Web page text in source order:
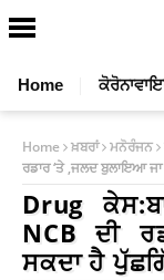
Home
Home ਖ਼ਬਰਾਂ ਮਨੋਰੰਜਨ
ਰਡਾਰ ‘ਤੇ ,ਜਲਦ ਬੁਲਾਇਆ
Drug
NCB ਦੀ
ਸਕਦਾ ਹੈ